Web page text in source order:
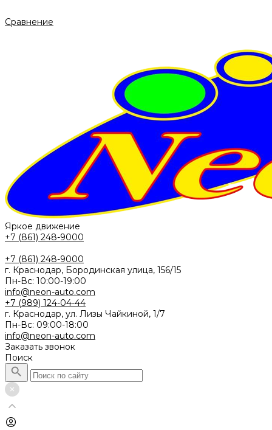
Сравнение
Яркое движение
+7 (861) 248-9000
+7 (861) 248-9000
г. Краснодар, Бородинская улица, 156/15
Пн-Вс: 10:00-19:00
info@neon-auto.com
+7 (989) 124-04-44
г. Краснодар, ул. Лизы Чайкиной, 1/7
Пн-Вс: 09:00-18:00
info@neon-auto.com
Заказать звонок
Поиск